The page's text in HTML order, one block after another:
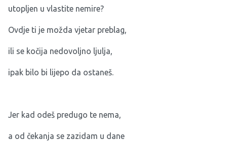
utopljen u vlastite nemire?
Ovdje ti je možda vjetar preblag,
ili se kočija nedovoljno ljulja,
ipak bilo bi lijepo da ostaneš.
Jer kad odeš predugo te nema,
a od čekanja se zazidam u dane